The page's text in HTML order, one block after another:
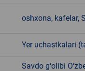
oshxona, kafelar,
Yer uchastkalari
Savdo g‘olibi